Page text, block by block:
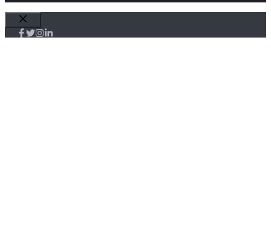
Sluiten